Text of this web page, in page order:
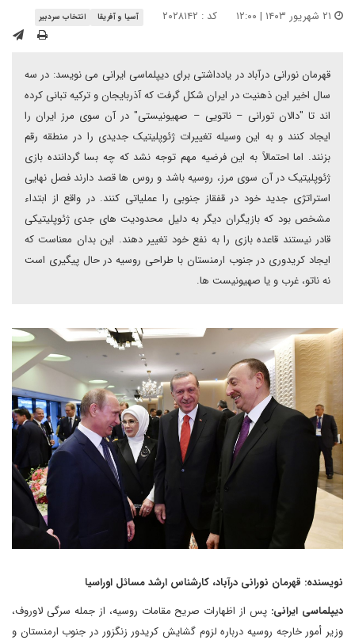
کد : ۲۰۲۸۱۴۲ آسیا و آفریقا انتخاب سردبیر
قهرمان نورانی درآباد در یادداشتی برای دیپلماسی ایرانی می نویسد: در سه
سال اخیر این ذهنیت در ایران شکل گرفت که آذربایجان و ترکیه تبانی کرده
اند تا "دالان تورانی – ناتویی – صهیونیستی" در آن سوی مرز ایران را
ایجاد کنند و به این وسیله تغییرات ژئوپلیتیک جدیدی را در منطقه رقم
بزنند. اما احتمالاً به این فرضیه مهم توجه نشد که چه بسا گرداننده بازی
ژئوپلیتیک در آن سوی مرز، روسیه باشد و روس ها قصد دارند فصل نهایی
استراتژی جدید خود در قفقاز جنوبی را عملیاتی کنند. در واقع از ابتداء
مشخص بود که بازیگران دیگر به دلیل محدودیت های جدی ژئوپلیتیکی
قادر نیستند قاعده بازی را به نفع خود تغییر دهند. این بدان معناست که
ایجاد کریدوری در جنوب ارمنستان با طراحی روسیه در حال پیگیری است
نه ناتو، غرب و یا صهیونیست ها.
نویسنده: قهرمان نورانی درآباد، کارشناس ارشد مسائل اوراسیا
دیپلماسی ایرانی: پس از اظهارات صریح مقامات روسیه، از جمله سرگی لاوروف،
وزیر أمور خارجه روسیه درباره لزوم گشایش کریدور زنگزور در جنوب ارمنستان و